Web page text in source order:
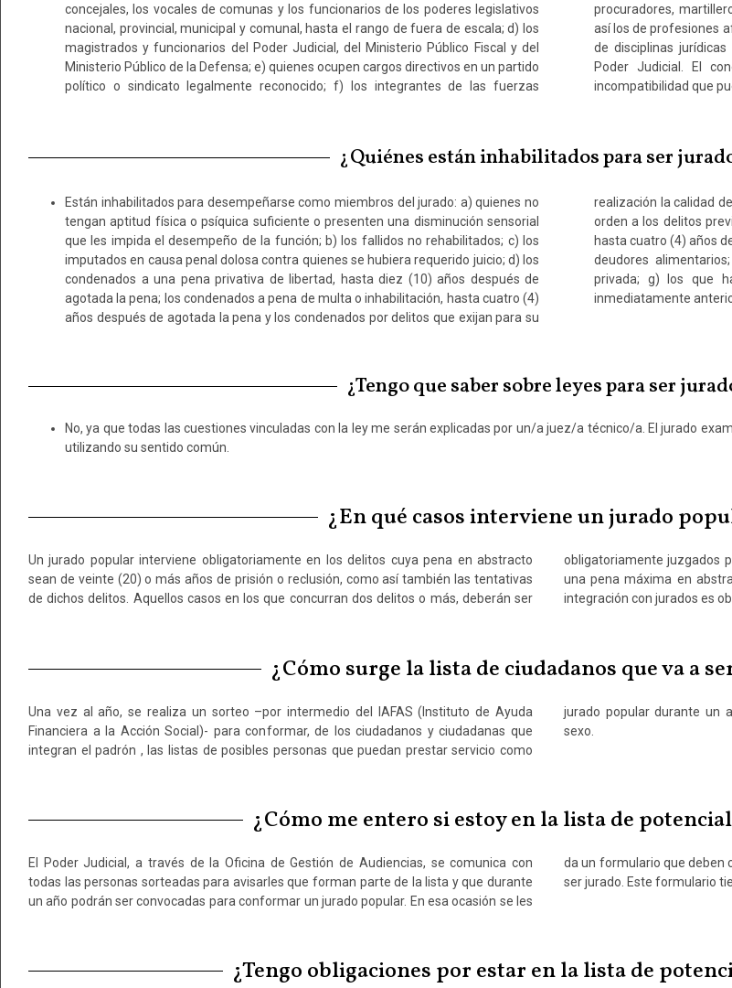
concejales, los vocales de comunas y los funcionarios de los poderes legislativos
nacional, provincial, municipal y comunal, hasta el rango de fuera de escala; d) los
magistrados y funcionarios del Poder Judicial, del Ministerio Público Fiscal y del
Ministerio Público de la Defensa; e) quienes ocupen cargos directivos en un partido
político o sindicato legalmente reconocido; f) los integrantes de las fuerzas
procuradores, martilleros, escribanos y contadores públicos matriculados, como
así los de profesiones afines a control de las partes; j) los profesores universitarios
de disciplinas jurídicas o de medicina legal o relacionados directamente con el
Poder Judicial. El conocimiento jurídico legal en general es una causal de
incompatibilidad que
¿Quiénes están inhabilitados para ser
Están inhabilitados para desempeñarse como miembros del jurado: a) quienes no
tengan aptitud física o psíquica suficiente o presenten una disminución sensorial
que les impida el desempeño de la función; b) los fallidos no rehabilitados; c) los
imputados en causa penal dolosa contra quienes se hubiera requerido juicio; d) los
condenados a una pena privativa de libertad, hasta diez (10) años después de
agotada la pena; los condenados a pena de multa o inhabilitación, hasta cuatro (4)
años después de agotada la pena y los condenados por delitos que exijan para su
realización la calidad de funcionario público como sujeto activo o que lo fueran en
orden a los delitos previstos en los arts. 245 y 275 del Código Penal de la Nación,
hasta cuatro (4) años después de agotada la pena; e) los incluidos en el registro de
deudores alimentarios; f) los que presten servicios en agencias de seguridad
privada; g) los que hayan servido como jurados durante los tres (3) años
inmediatamente
¿Tengo que saber sobre leyes para ser
No, ya que todas las cuestiones vinculadas con la ley me serán explicadas por un/a juez/a técnico/a. El jurado
utilizando su sentido común.
¿En qué casos interviene un jurado
Un jurado popular interviene obligatoriamente en los delitos cuya pena en abstracto
sean de veinte (20) o más años de prisión o reclusión, como así también las tentativas
de dichos delitos. Aquellos casos en los que concurran dos delitos o más, deberán ser
obligatoriamente juzgados por jurados, cuando al menos uno de ellos tuviere prevista
una pena máxima en abstracto de veinte (20) o más años de prisión o reclusión. La
integración con jurados es
¿Cómo surge la lista de ciudadanos que va a
Una vez al año, se realiza un sorteo –por intermedio del IAFAS (Instituto de Ayuda
Financiera a la Acción Social)- para conformar, de los ciudadanos y ciudadanas que
integran el padrón , las listas de posibles personas que puedan prestar servicio como
jurado popular durante un año en cada jurisdicción, las que serán diferenciadas por
sexo.
¿Cómo me entero si estoy en la lista de
El Poder Judicial, a través de la Oficina de Gestión de Audiencias, se comunica con
todas las personas sorteadas para avisarles que forman parte de la lista y que durante
un año podrán ser convocadas para conformar un jurado popular. En esa ocasión se les
da un formulario que deben completar con datos relacionados con las condiciones para
ser jurado. Este formulario
¿Tengo obligaciones por estar en la lista de